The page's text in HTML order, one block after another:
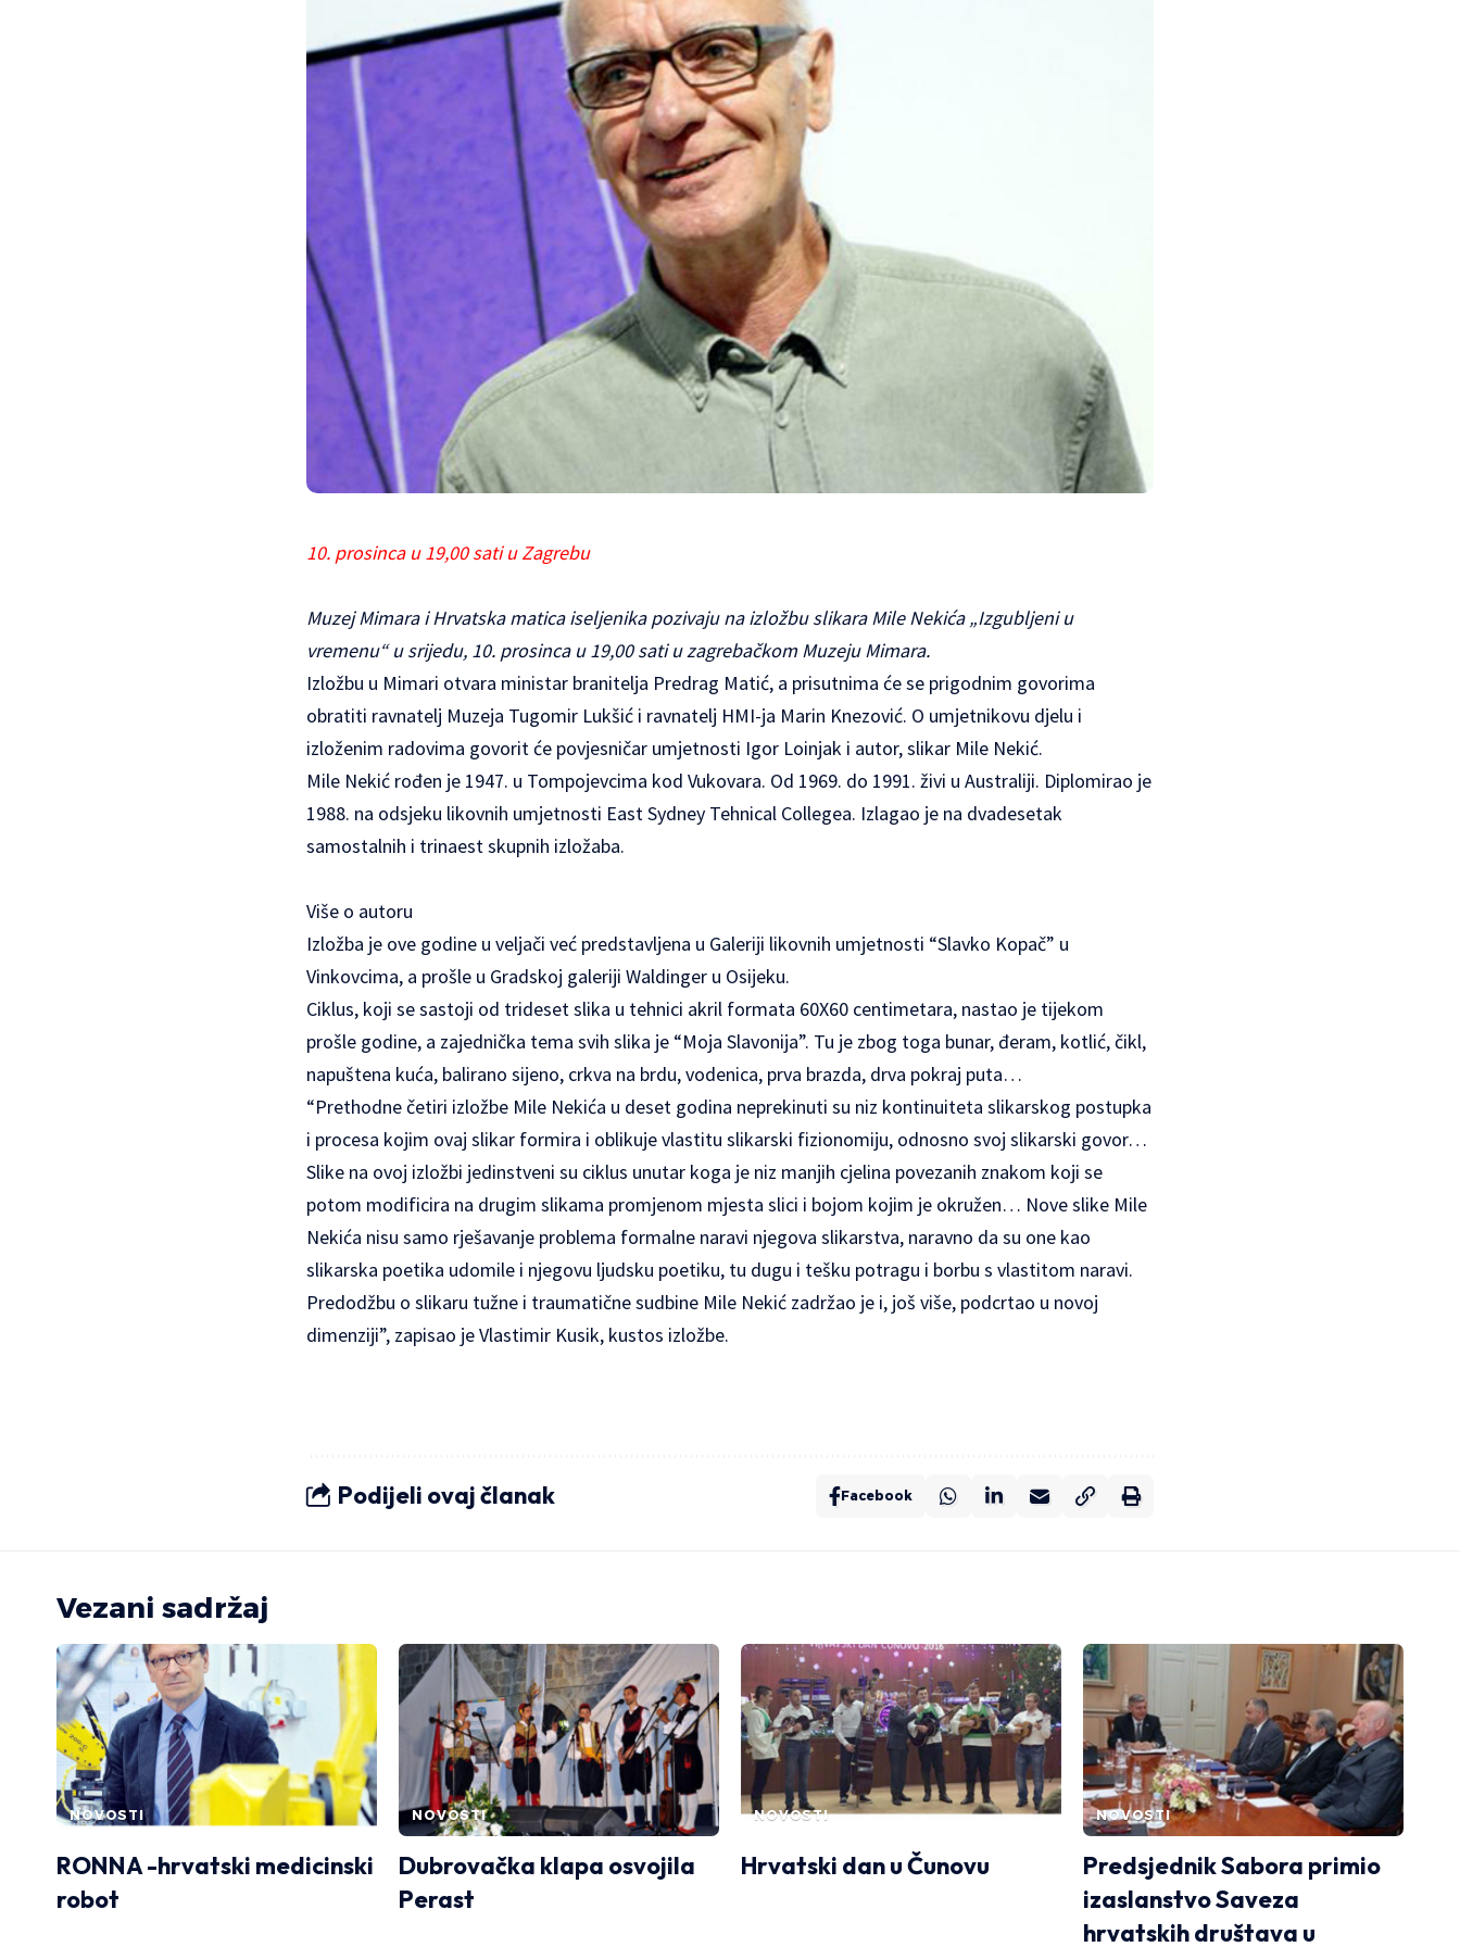
10. prosinca u 19,00 sati u Zagrebu
Muzej Mimarai Hrvatska matica iseljenika pozivaju na izložbu slikara Mile Nekića „Izgubljeni u
vremenu“ u srijedu, 10. prosinca u 19,00 sati u zagrebačkom Muzeju Mimara.
Izložbu u Mimari otvara ministar branitelja Predrag Matić, a prisutnima će se prigodnim govorima
obratiti ravnatelj Muzeja Tugomir Lukšić i ravnatelj HMI-ja Marin Knezović. O umjetnikovu djelu i
izloženim radovima govorit će povjesničar umjetnosti Igor Loinjak i autor, slikar Mile Nekić.
Mile Nekić rođen je 1947. u Tompojevcima kod Vukovara. Od 1969. do 1991. živi u Australiji. Diplomirao je
1988. na odsjeku likovnih umjetnosti East Sydney Tehnical Collegea. Izlagao je na dvadesetak
samostalnih i trinaest skupnih izložaba.
Više o autoru
Izložba je ove godine u veljači već predstavljena u Galeriji likovnih umjetnosti “Slavko Kopač” u
Vinkovcima, a prošle u Gradskoj galeriji Waldinger u Osijeku.
Ciklus, koji se sastoji od trideset slika u tehnici akril formata 60X60 centimetara, nastao je tijekom
prošle godine, a zajednička tema svih slika je “Moja Slavonija”. Tu je zbog toga bunar, đeram, kotlić, čikl,
napuštena kuća, balirano sijeno, crkva na brdu, vodenica, prva brazda, drva pokraj puta…
“Prethodne četiri izložbe Mile Nekića u deset godina neprekinuti su niz kontinuiteta slikarskog postupka
i procesa kojim ovaj slikar formira i oblikuje vlastitu slikarski fizionomiju, odnosno svoj slikarski govor…
Slike na ovoj izložbi jedinstveni su ciklus unutar koga je niz manjih cjelina povezanih znakom koji se
potom modificira na drugim slikama promjenom mjesta slici i bojom kojim je okružen… Nove slike Mile
Nekića nisu samo rješavanje problema formalne naravi njegova slikarstva, naravno da su one kao
slikarska poetika udomile i njegovu ljudsku poetiku, tu dugu i tešku potragu i borbu s vlastitom naravi.
Predodžbu o slikaru tužne i traumatične sudbine Mile Nekić zadržao je i, još više, podcrtao u novoj
dimenziji”, zapisao je Vlastimir Kusik, kustos izložbe.
Podijeli ovaj članak Facebook
Vezani sadržaj
NOVOSTI
RONNA -hrvatski medicinski
robot
NOVOSTI
Dubrovačka klapa osvojila
Perast
NOVOSTI
Hrvatski dan u Čunovu
NOVOSTI
Predsjednik Sabora primio
izaslanstvo Saveza
hrvatskih društava u